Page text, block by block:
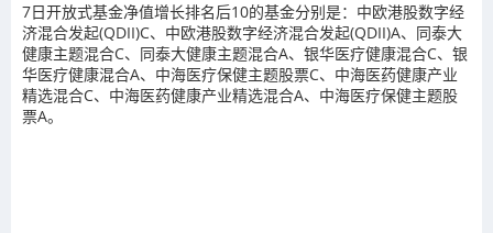
7日开放式基金净值增长排名后10的基金分别是：中欧港股数字经
济混合发起(QDII)C、中欧港股数字经济混合发起(QDII)A、同泰大
健康主题混合C、同泰大健康主题混合A、银华医疗健康混合C、银
华医疗健康混合A、中海医疗保健主题股票C、中海医药健康产业
精选混合C、中海医药健康产业精选混合A、中海医疗保健主题股
票A。